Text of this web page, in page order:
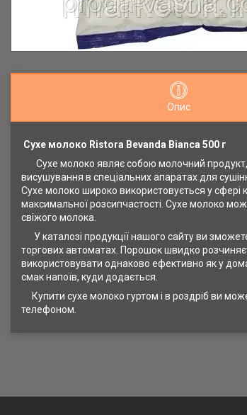
Опис
Сухе молоко Ristora Bevanda Bianca 500 г
Сухе молоко являє собою молочний продукт,
висушування в спеціальних апаратах для
Сухе молоко широко використовується у сфері
максимальної розсипчастості. Сухе молоко
свіжого молока.
У каталозі продукції нашого сайту ви
торгових автоматах. Порошок швидко
використовувати однаково ефективно як у
смак напоїв, куди додається.
Купити сухе молоко гуртом і в роздріб ви
телефоном.